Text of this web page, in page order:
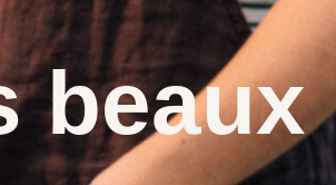
beaux